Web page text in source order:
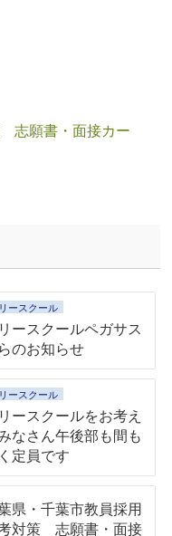
志願書・面接カー
ースクール
ースクールペガサス
のお知らせ
ースクール
ースクールをお考え
なさん午後部も間も
定員です
県・千葉市教員採用
対策 志願書・面接